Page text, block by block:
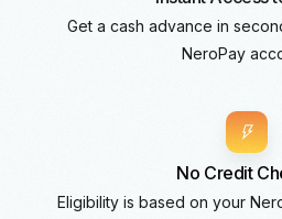
Get a cash advance in
NeroPay
No Credit
Eligibility is based on your